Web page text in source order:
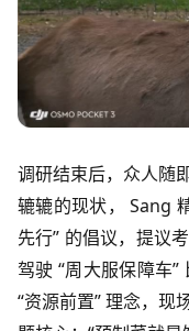
调研结束后，众人随
辘辘的现状， Sang
先行” 的倡议，提议
驾驶 “周大服保障车
“资源前置” 理念，现